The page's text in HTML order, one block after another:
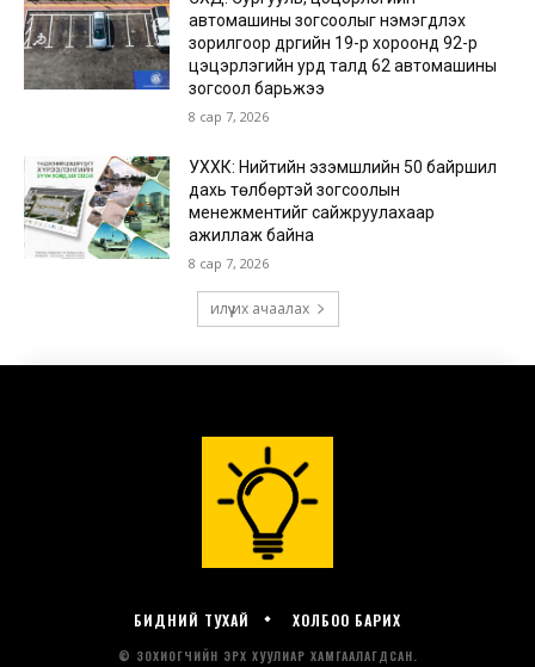
БИДНИЙ ТУХАЙ ХОЛБОО БАРИХ
© ЗОХИОГЧИЙН ЭРХ ХУУЛИАР ХАМГААЛАГДСАН.